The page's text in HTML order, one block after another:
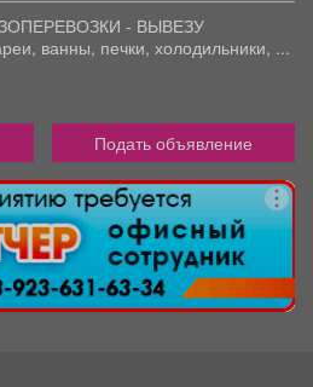
- ВЫВЕЗУ
ванны, печки, холодильники, ...
Подать объявление